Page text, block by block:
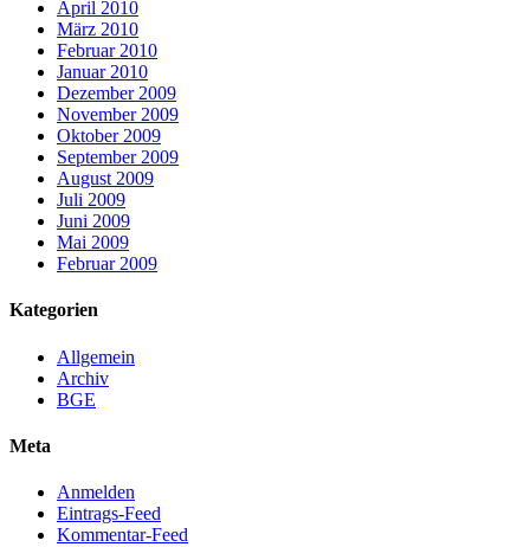
April 2010
März 2010
Februar 2010
Januar 2010
Dezember 2009
November 2009
Oktober 2009
September 2009
August 2009
Juli 2009
Juni 2009
Mai 2009
Februar 2009
Kategorien
Allgemein
Archiv
BGE
Meta
Anmelden
Eintrags-Feed
Kommentar-Feed